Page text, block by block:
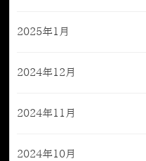
2025年1月
2024年12月
2024年11月
2024年10月